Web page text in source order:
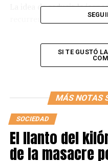
La idea de reducir la
recurrente desde hace
para tratar un proyecto
existen 11 proyectos
reducción de la jornada
La abogada laboralista
N°65153 CABA, expresa:
tener que revisar el
Subterráneos 384/1999 y
El convenio establece que
SI TE GUSTÓ
MÁS NOTAS
SOCIEDAD
El llanto del
de la masacre